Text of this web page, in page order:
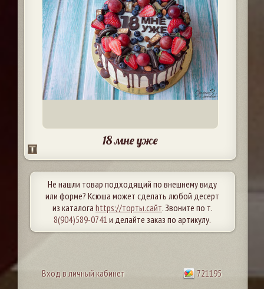
18 мне уже
Не нашли товар подходящий по внешнему виду
или форме? Ксюша может сделать любой десерт
из каталога https://торты.сайт. Звоните по т.
8(904)589-0741 и делайте заказ по артикулу.
Вход в личный кабинет 721195